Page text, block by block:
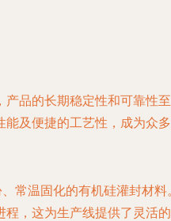
品的长期稳定性和可靠性
及便捷的工艺性，成为众
常温固化的有机硅灌封材
，这为生产线提供了灵活的